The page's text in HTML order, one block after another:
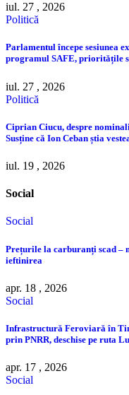
iul. 27 , 2026
Politică
Parlamentul începe sesiunea
programul SAFE, prioritățile
iul. 27 , 2026
Politică
Ciprian Ciucu, despre
Susține că Ion Ceban știa
iul. 19 , 2026
Social
Social
Prețurile la carburanți scad –
ieftinirea
apr. 18 , 2026
Social
Infrastructură Feroviară în
prin PNRR, deschise pe ruta
apr. 17 , 2026
Social